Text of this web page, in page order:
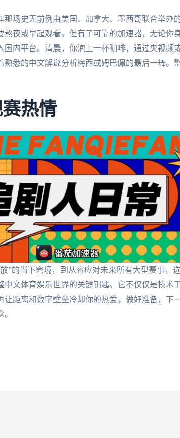
那场史无前例由美国、加拿大、墨西哥联合举办
夜或早起观看。但有了可靠的加速器，无论你
内平台。清晨，你泡上一杯咖啡，通过央视频
熟悉的中文解说分析梅西或姆巴佩的最后一舞。
热情
”的当下窘境，到从容应对未来所有大型赛事，
文体育娱乐世界的关键钥匙。它不仅仅是技术
让距离和数字壁垒冷却你的热爱。做好准备，下